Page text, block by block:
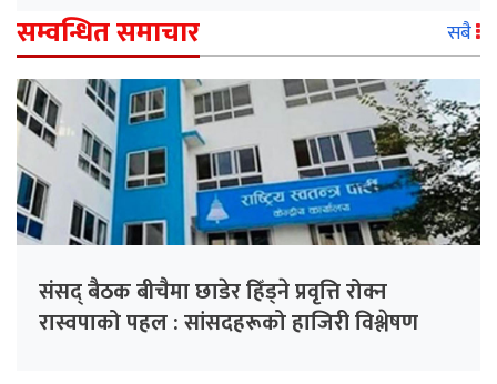
सम्वन्धित समाचार सबै
संसद् बैठक बीचैमा छाडेर हिँड्ने प्रवृत्ति रोक्न
रास्वपाको पहल : सांसदहरूको हाजिरी विश्लेषण